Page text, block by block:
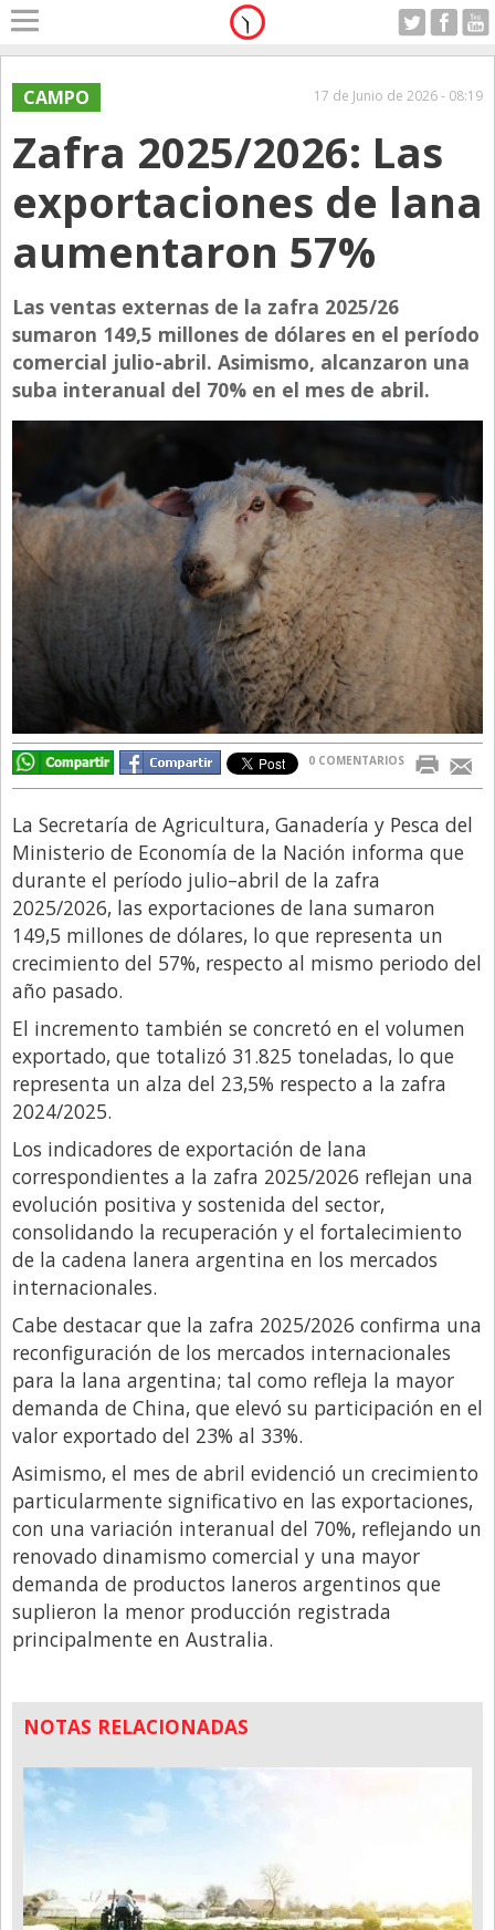
Home
A Motor
Alerta
Anticipo
Campo
Carrera & Emprendedores
Coleccionistas
Con Estilo
Diarios de Argentina
Diarios del Mundo
Directivos
Ecología y Ambiente
Economía
El Experto
El Innovador
El Precio Que Yo Ví
Entrevista
Entrevista Exclusiva
Finanzas
Gastronomia
Internacionales
La Opinión del Director
Legales
Libro de Quejas
Medios
Millonarios
Minuto Lanzamiento
Negocios
Opinion
País
Política
Publicidad y Marketing
Real Estate y Propiedades
Responsabilidad Social
Santa Fe
Show Business
Sociedad
Tecnología
Tendencias
Sabado 08.08.2026
CAMPO 17 de Junio de 2026 - 08:19
Zafra 2025/2026: Las
exportaciones de lana
aumentaron 57%
Las ventas externas de la zafra 2025/26
sumaron 149,5 millones de dólares en el período
comercial julio-abril. Asimismo, alcanzaron una
suba interanual del 70% en el mes de abril.
0 COMENTARIOS
La Secretaría de Agricultura, Ganadería y Pesca del
Ministerio de Economía de la Nación informa que
durante el período julio–abril de la zafra
2025/2026, las exportaciones de lana sumaron
149,5 millones de dólares, lo que representa un
crecimiento del 57%, respecto al mismo periodo del
año pasado.
El incremento también se concretó en el volumen
exportado, que totalizó 31.825 toneladas, lo que
representa un alza del 23,5% respecto a la zafra
2024/2025.
Los indicadores de exportación de lana
correspondientes a la zafra 2025/2026 reflejan una
evolución positiva y sostenida del sector,
consolidando la recuperación y el fortalecimiento
de la cadena lanera argentina en los mercados
internacionales.
Cabe destacar que la zafra 2025/2026 confirma una
reconfiguración de los mercados internacionales
para la lana argentina; tal como refleja la mayor
demanda de China, que elevó su participación en el
valor exportado del 23% al 33%.
Asimismo, el mes de abril evidenció un crecimiento
particularmente significativo en las exportaciones,
con una variación interanual del 70%, reflejando un
renovado dinamismo comercial y una mayor
demanda de productos laneros argentinos que
suplieron la menor producción registrada
principalmente en Australia.
NOTAS RELACIONADAS